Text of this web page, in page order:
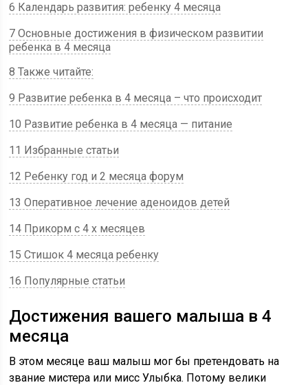
6 Календарь развития: ребенку 4 месяца
7 Основные достижения в физическом развитии
ребенка в 4 месяца
8 Также читайте:
9 Развитие ребенка в 4 месяца – что происходит
10 Развитие ребенка в 4 месяца — питание
11 Избранные статьи
12 Ребенку год и 2 месяца форум
13 Оперативное лечение аденоидов детей
14 Прикорм с 4 х месяцев
15 Стишок 4 месяца ребенку
16 Популярные статьи
Достижения вашего малыша в 4
месяца
В этом месяце ваш малыш мог бы претендовать на
звание мистера или мисс Улыбка. Потому велики